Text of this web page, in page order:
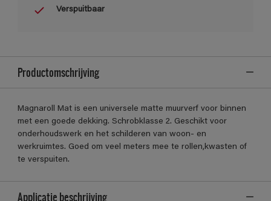
Verspuitbaar
Productomschrijving
Magnaroll Mat is een universele matte muurverf voor binnen
met een goede dekking. Schrobklasse 2. Geschikt voor
onderhoudswerk en het schilderen van woon- en
werkruimtes. Goed om veel meters mee te rollen,kwasten of
te verspuiten.
Applicatie beschrijving